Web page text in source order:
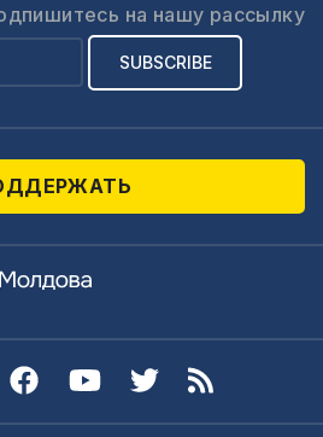
на нашу рассылку